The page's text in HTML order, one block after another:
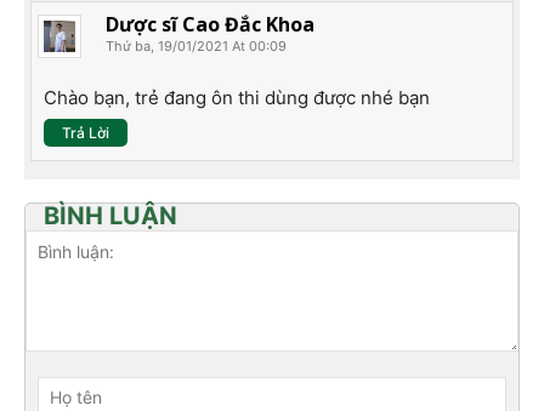
Dược sĩ Cao Đắc Khoa
Thứ ba, 19/01/2021 At 00:09
Chào bạn, trẻ đang ôn thi dùng được nhé bạn
Trả Lời
BÌNH LUẬN